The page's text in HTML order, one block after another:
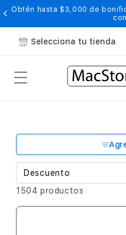
Obtén hasta $3,000 de
Selecciona tu tienda
1504 productos